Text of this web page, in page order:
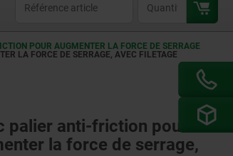
POUR AUGMENTER LA FORCE DE SERRAGE
LA FORCE DE SERRAGE, AVEC FILETAGE
palier anti-friction pour
la force de serrage,